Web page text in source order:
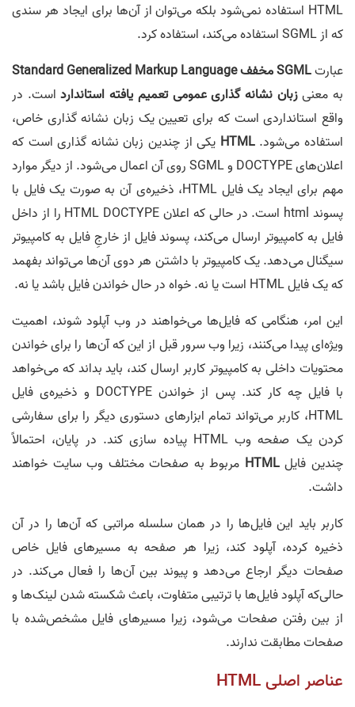
HTML استفاده نمی‌شود بلکه می‌توان از آن‌ها برای ایجاد هر سندی
که از SGML استفاده می‌کند، استفاده کرد.
عبارتSGML مخفف Standard Generalized Markup Language
به معنیزبان نشانه گذاری عمومی تعمیم یافته استاندارداست. در
واقع استانداردی است که برای تعیین یک زبان نشانه گذاری خاص،
استفاده می‌شود.HTML یکی از چندین زبان نشانه گذاری است که
اعلان‌های DOCTYPE و SGML روی آن اعمال می‌شود. از دیگر موارد
مهم برای ایجاد یک فایل HTML، ذخیره‌ی آن به صورت یک فایل با
پسوند html است. در حالی که اعلان HTML DOCTYPE را از داخل
فایل به کامپیوتر ارسال می‌کند، پسوند فایل از خارجِ فایل به کامپیوتر
سیگنال می‌دهد. یک کامپیوتر با داشتن هر دوی آن‌ها می‌تواند بفهمد
که یک فایل HTML است یا نه. خواه در حال خواندن فایل باشد یا نه.
این امر، هنگامی که فایل‌ها می‌خواهند در وب آپلود شوند، اهمیت
ویژه‌ای پیدا می‌کنند، زیرا وب سرور قبل از این‌ که آن‌ها را برای خواندن
محتویات داخلی به کامپیوتر کاربر ارسال کند، باید بداند که می‌خواهد
با فایل چه کار کند. پس از خواندن DOCTYPE و ذخیره‌ی فایل
HTML، کاربر می‌تواند تمام ابزارهای دستوری دیگر را برای سفارشی
کردن یک صفحه وب HTML پیاده سازی کند. در پایان، احتمالاً
چندین فایلHTML مربوط به صفحات مختلف وب سایت خواهند
داشت.
کاربر باید این فایل‌ها را در همان سلسله مراتبی که آن‌ها را در آن
ذخیره کرده، آپلود کند، زیرا هر صفحه به مسیرهای فایل خاص
صفحات دیگر ارجاع می‌دهد و پیوند بین آن‌ها را فعال می‌کند. در
حالی‌که آپلود فایل‌ها با ترتیبی متفاوت، باعث شکسته شدن لینک‌ها و
از بین رفتن صفحات می‌شود، زیرا مسیرهای فایل مشخص‌شده با
صفحات مطابقت ندارند.
عناصر اصلی HTML